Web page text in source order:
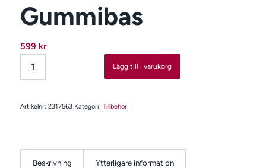
Gummibas
599 kr
Lägg till i varukorg
Artikelnr: 2317563 Kategori: Tillbehör
Beskrivning Ytterligare information